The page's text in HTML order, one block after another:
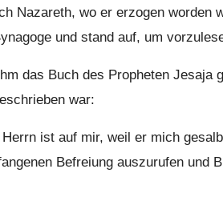
Nazareth, wo er erzogen worden
und stand auf, um
das Buch des Propheten
war:
ist auf mir, weil er mich
Befreiung auszurufen und